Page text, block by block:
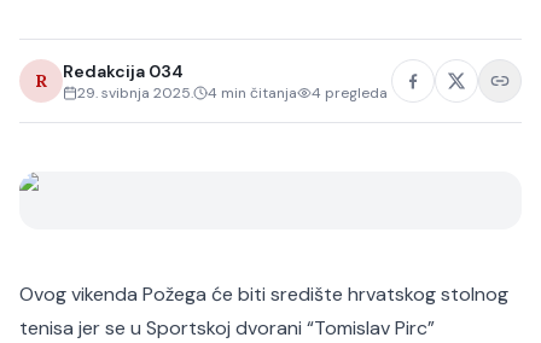
R Redakcija 034
29. svibnja 2025. 4 min čitanja 4 pregleda
Ovog vikenda Požega će biti središte hrvatskog stolnog
tenisa jer se u Sportskoj dvorani “Tomislav Pirc”